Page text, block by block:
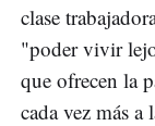
clase
"poder vivir
que ofrecen la
cada vez más